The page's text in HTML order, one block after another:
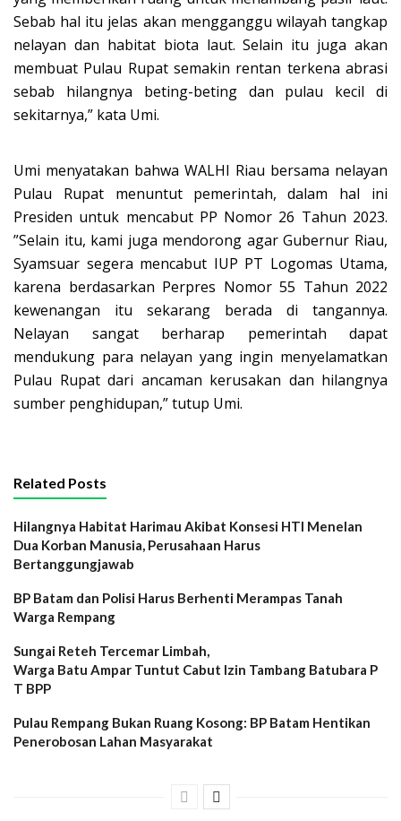
Sebab hal itu jelas akan mengganggu wilayah tangkap
nelayan dan habitat biota laut. Selain itu juga akan
membuat Pulau Rupat semakin rentan terkena abrasi
sebab hilangnya beting-beting dan pulau kecil di
sekitarnya,” kata Umi.
Umi menyatakan bahwa WALHI Riau bersama nelayan
Pulau Rupat menuntut pemerintah, dalam hal ini
Presiden untuk mencabut PP Nomor 26 Tahun 2023.
”Selain itu, kami juga mendorong agar Gubernur Riau,
Syamsuar segera mencabut IUP PT Logomas Utama,
karena berdasarkan Perpres Nomor 55 Tahun 2022
kewenangan itu sekarang berada di tangannya.
Nelayan sangat berharap pemerintah dapat
mendukung para nelayan yang ingin menyelamatkan
Pulau Rupat dari ancaman kerusakan dan hilangnya
sumber penghidupan,” tutup Umi.
Related Posts
Hilangnya Habitat Harimau Akibat Konsesi HTI Menelan
Dua Korban Manusia, Perusahaan Harus
Bertanggungjawab
BP Batam dan Polisi Harus Berhenti Merampas Tanah
Warga Rempang
Sungai Reteh Tercemar Limbah,
Warga Batu Ampar Tuntut Cabut Izin Tambang Batubara P
T BPP
Pulau Rempang Bukan Ruang Kosong: BP Batam Hentikan
Penerobosan Lahan Masyarakat